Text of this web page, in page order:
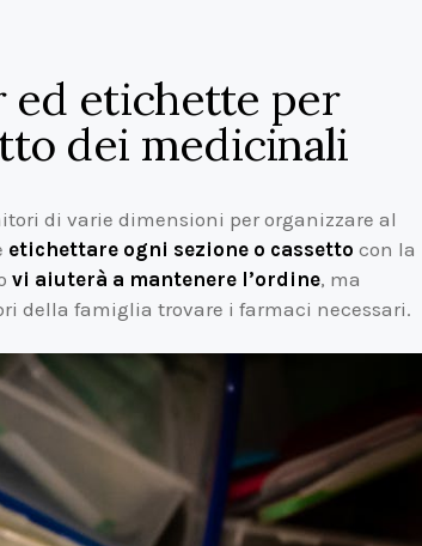
ed etichette per
dei medicinali
di varie dimensioni per organizzare al
etichettare ogni sezione o cassetto con la
vi aiuterà a mantenere l’ordine, ma
della famiglia trovare i farmaci necessari.